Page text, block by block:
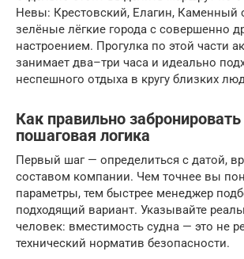
Невы: Крестовский, Елагин, Каменный
зелёные лёгкие города с совершенно
настроением. Прогулка по этой части
занимает два–три часа и идеально
неспешного отдыха в кругу близких
Как правильно забронировать
пошаговая логика
Первый шаг — определиться с датой,
составом компании. Чем точнее вы
параметры, тем быстрее менеджер
подходящий вариант. Указывайте
человек: вместимость судна — это не
технический норматив безопасности.